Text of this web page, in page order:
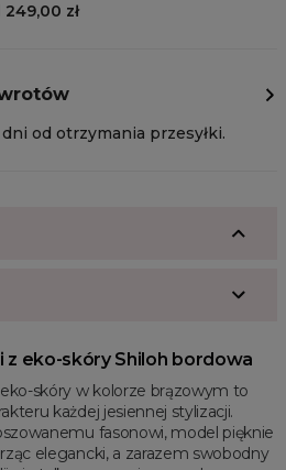
249,00 zł
od otrzymania przesyłki.
z eko-skóry Shiloh bordowa
skóry w kolorze brązowym to
każdej jesiennej stylizacji.
fasonowi, model pięknie
elegancki, a zarazem swobodny